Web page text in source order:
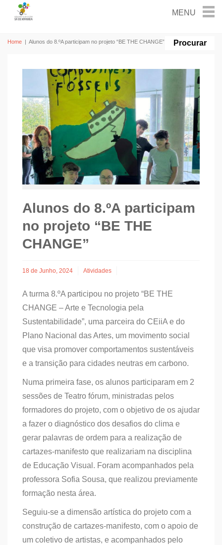
Home | Alunos do 8.ºA participam no projeto “BE THE CHANGE”
Alunos do 8.ºA participam
no projeto “BE THE
CHANGE”
18 de Junho, 2024 Atividades
A turma 8.ºA participou no projeto “BE THE
CHANGE – Arte e Tecnologia pela
Sustentabilidade”, uma parceira do CEiiA e do
Plano Nacional das Artes, um movimento social
que visa promover comportamentos sustentáveis
e a transição para cidades neutras em carbono.
Numa primeira fase, os alunos participaram em 2
sessões de Teatro fórum, ministradas pelos
formadores do projeto, com o objetivo de os ajudar
a fazer o diagnóstico dos desafios do clima e
gerar palavras de ordem para a realização de
cartazes-manifesto que realizariam na disciplina
de Educação Visual. Foram acompanhados pela
professora Sofia Sousa, que realizou previamente
formação nesta área.
Seguiu-se a dimensão artística do projeto com a
construção de cartazes-manifesto, com o apoio de
um coletivo de artistas, e acompanhados pelo